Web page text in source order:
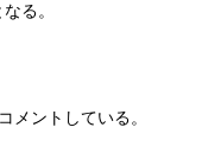
る。
メントしている。